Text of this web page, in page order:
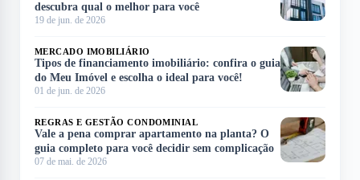
descubra qual o melhor para você
19 de jun. de 2026
MERCADO IMOBILIÁRIO
Tipos de financiamento imobiliário: confira o guia
do Meu Imóvel e escolha o ideal para você!
01 de jun. de 2026
REGRAS E GESTÃO CONDOMINIAL
Vale a pena comprar apartamento na planta? O
guia completo para você decidir sem complicação
07 de mai. de 2026